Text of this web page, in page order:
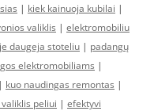
| kiek kainuoja kubilai |
valiklis | elektromobiliu
daugeja stoteliu | padangų
elektromobiliams |
| kuo naudingas remontas |
peliui | efektyvi